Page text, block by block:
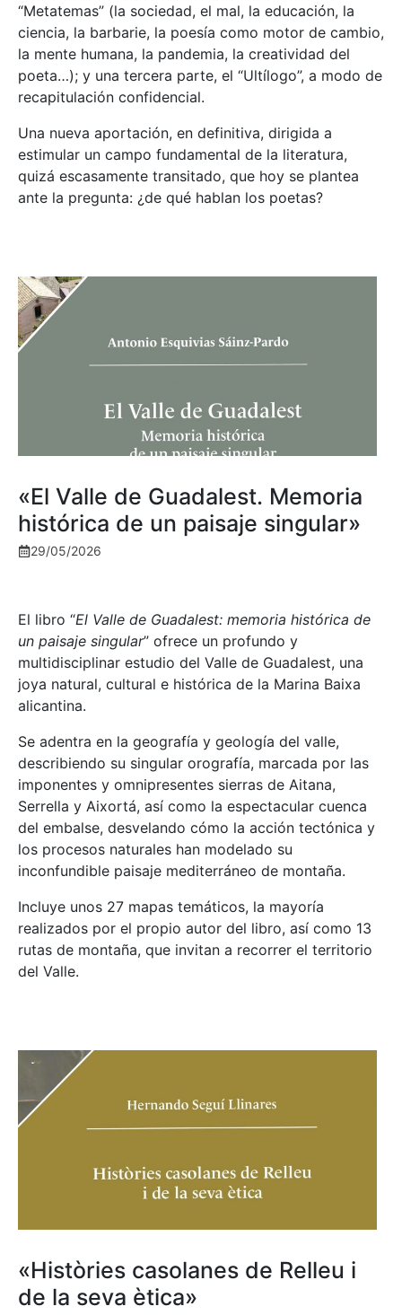
“Metatemas” (la sociedad, el mal, la educación, la
ciencia, la barbarie, la poesía como motor de cambio,
la mente humana, la pandemia, la creatividad del
poeta…); y una tercera parte, el “Ultílogo”, a modo de
recapitulación confidencial.
Una nueva aportación, en definitiva, dirigida a
estimular un campo fundamental de la literatura,
quizá escasamente transitado, que hoy se plantea
ante la pregunta: ¿de qué hablan los poetas?
«El Valle de Guadalest. Memoria
histórica de un paisaje singular»
29/05/2026
El libro “El Valle de Guadalest: memoria histórica de
un paisaje singular” ofrece un profundo y
multidisciplinar estudio del Valle de Guadalest, una
joya natural, cultural e histórica de la Marina Baixa
alicantina.
Se adentra en la geografía y geología del valle,
describiendo su singular orografía, marcada por las
imponentes y omnipresentes sierras de Aitana,
Serrella y Aixortá, así como la espectacular cuenca
del embalse, desvelando cómo la acción tectónica y
los procesos naturales han modelado su
inconfundible paisaje mediterráneo de montaña.
Incluye unos 27 mapas temáticos, la mayoría
realizados por el propio autor del libro, así como 13
rutas de montaña, que invitan a recorrer el territorio
del Valle.
«Històries casolanes de Relleu i
de la seva ètica»